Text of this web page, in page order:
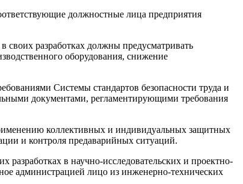
должностные лица предприятия
своих разработках должны предусматривать
оборудования, снижение
Системы стандартов безопасности труда и
документами, регламентирующими требования
коллективных и индивидуальных защитных
и контроля предаварийных ситуаций.
в научно-исследовательских и проектно-
администрацией лицо из инженерно-технических